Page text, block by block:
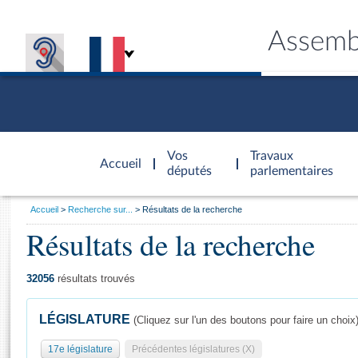
Accueil
d'accueil
Vos
députés
Travaux
parlementaires
Général
Vous
Accueil Recherche sur... Résultats de la recherche
Résultats de la recherche
32056 résultats trouvés
LÉGISLATURE (Cliquez sur l'un des boutons pour faire un choix)
17e législature Précédentes législatures (X)